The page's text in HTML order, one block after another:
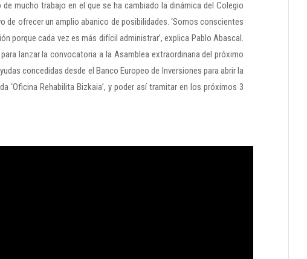
mucho trabajo en el que se ha cambiado la dinámica del Colegio
de ofrecer un amplio abanico de posibilidades. ‘Somos conscientes
porque cada vez es más difícil administrar’, explica Pablo Abascal.
lanzar la convocatoria a la Asamblea extraordinaria del próximo
concedidas desde el Banco Europeo de Inversiones para abrir la
‘Oficina Rehabilita Bizkaia’, y poder así tramitar en los próximos 3